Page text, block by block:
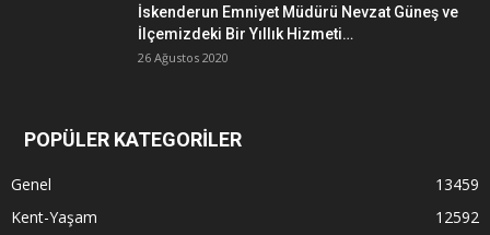
İskenderun Emniyet Müdürü Nevzat Güneş ve
İlçemizdeki Bir Yıllık Hizmeti…
26 Ağustos 2020
POPÜLER KATEGORİLER
Genel
13459
Kent-Yaşam
12592